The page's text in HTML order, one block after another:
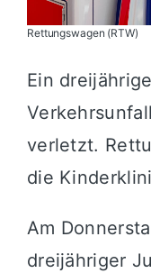
Rettungswagen (RTW)
Ein
verletzt.
die
Am
dreijähriger